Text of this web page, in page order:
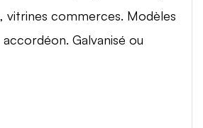
commerces. Modèles
Galvanisé ou